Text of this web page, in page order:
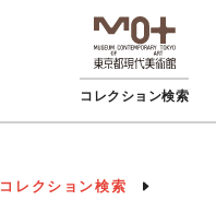
コレクション検索
コレクション検索